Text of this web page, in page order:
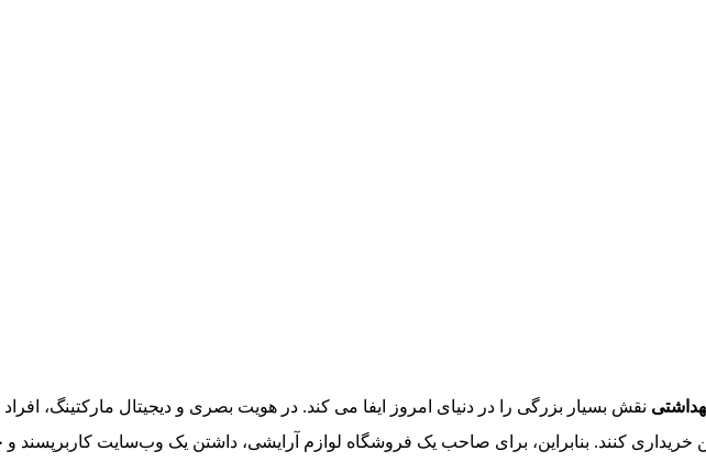
نقش بسیار بزرگی را در دنیای امروز ایفا می کند. در هویت بصری و دیجیتال مارکتینگ،
خریداری کنند. بنابراین، برای صاحب یک فروشگاه لوازم آرایشی، داشتن یک وب‌سایت